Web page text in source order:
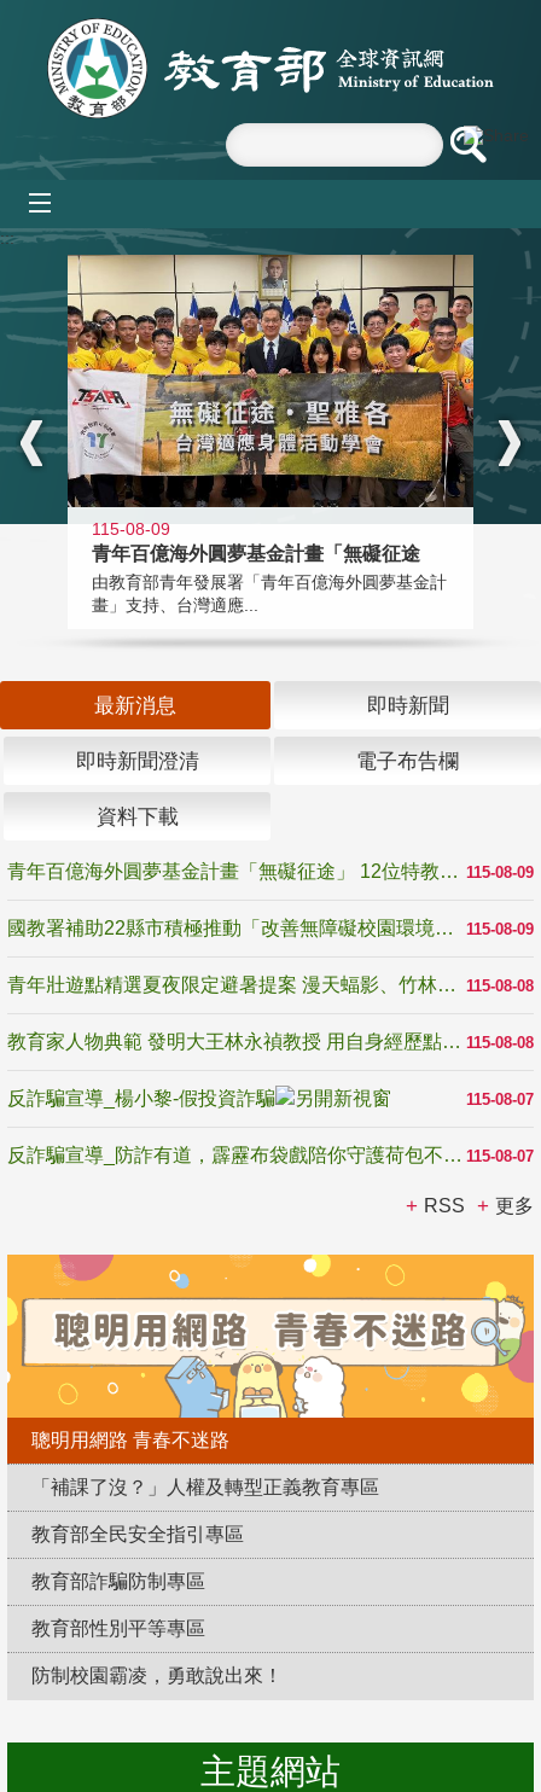
跳到主要內容區塊
:::
115-08-09
青年百億海外圓夢基金計畫「無礙征途
由教育部青年發展署「青年百億海外圓夢基金計
畫」支持、台灣適應...
最新消息 即時新聞
即時新聞澄清 電子布告欄
資料下載
115-08-09
青年百億海外圓夢基金計畫「無礙征途」 12位特教與弱勢青年勇闖西班牙 跨越感官限制見證生命蛻變
115-08-09
國教署補助22縣市積極推動「改善無障礙校園環境計畫」 打造友善、安全、無礙學習空間
115-08-08
青年壯遊點精選夏夜限定避暑提案 漫天蝠影、竹林尋蛙、茶香夜觀 邀青年暮色出發
115-08-08
教育家人物典範 發明大王林永禎教授 用自身經歷點亮學生的路
115-08-07
反詐騙宣導_楊小黎-假投資詐騙
115-08-07
反詐騙宣導_防詐有道，霹靂布袋戲陪你守護荷包不受騙
RSS 更多
聰明用網路 青春不迷路
「補課了沒？」人權及轉型正義教育專區
教育部全民安全指引專區
教育部詐騙防制專區
教育部性別平等專區
防制校園霸凌，勇敢說出來！
主題網站